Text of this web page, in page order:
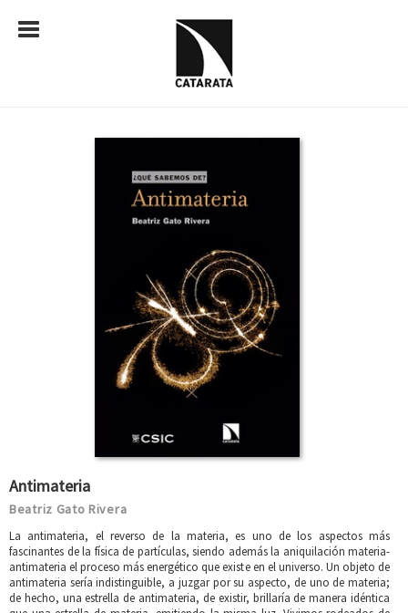
Antimateria
Beatriz Gato Rivera
La antimateria, el reverso de la materia, es uno de los aspectos más
fascinantes de la física de partículas, siendo además la aniquilación materia-
antimateria el proceso más energético que existe en el universo. Un objeto de
antimateria sería indistinguible, a juzgar por su aspecto, de uno de materia;
de hecho, una estrella de antimateria, de existir, brillaría de manera idéntica